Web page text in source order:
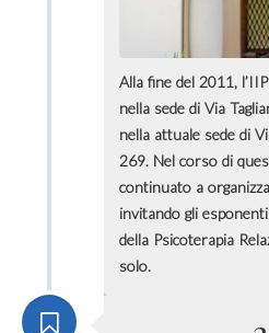
Alla fine del 2011,
nella sede di Via
nella attuale sede di
269. Nel corso di
continuato a
invitando gli
della Psicoterapia
solo.